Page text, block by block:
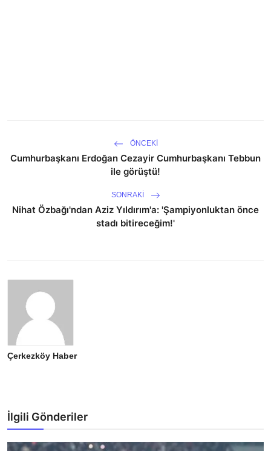
ÖNCEKI
Cumhurbaşkanı Erdoğan Cezayir Cumhurbaşkanı Tebbun
ile görüştü!
SONRAKI
Nihat Özbağı'ndan Aziz Yıldırım'a: 'Şampiyonluktan önce
stadı bitireceğim!'
Çerkezköy Haber
İlgili Gönderiler